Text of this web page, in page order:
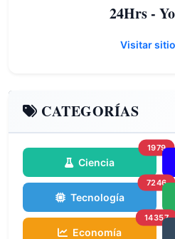
24Hrs -
Visitar
CATEGORÍAS
Ciencia
1979
Tecnología
7246
Economía
14357